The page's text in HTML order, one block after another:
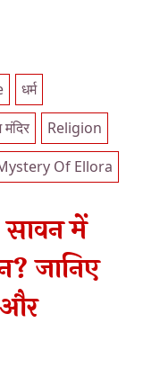
धर्म
Religion
Of Ellora
में
जानिए